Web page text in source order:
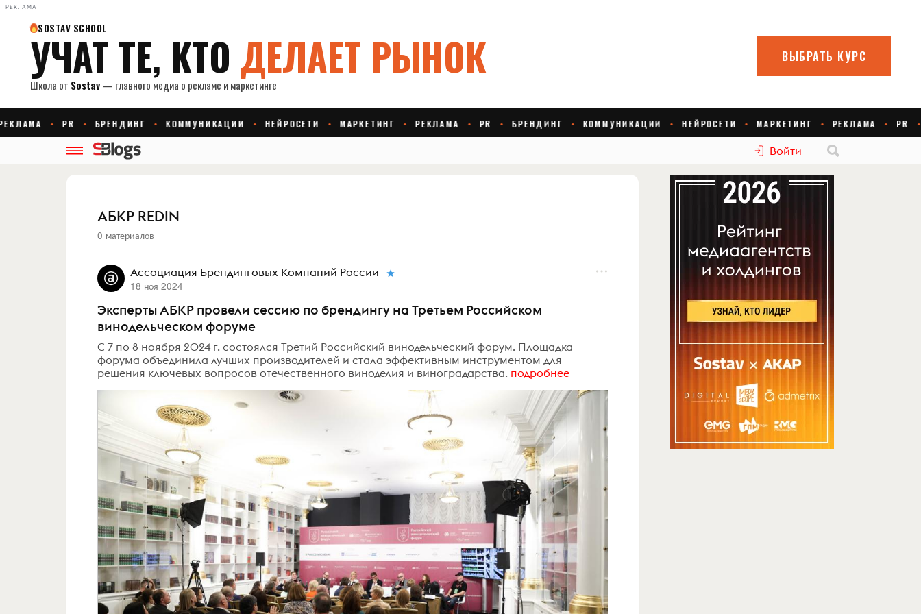
РЕКЛАМА
Войти
АБКР REDIN
0 материалов
Ассоциация Брендинговых Компаний России
18 ноя 2024
Эксперты АБКР провели сессию по брендингу на Третьем Российском
винодельческом форуме
С 7 по 8 ноября 2024 г. состоялся Третий Российский винодельческий форум. Площадка
форума объединила лучших производителей и стала эффективным инструментом для
решения ключевых вопросов отечественного виноделия и виноградарства. подробнее